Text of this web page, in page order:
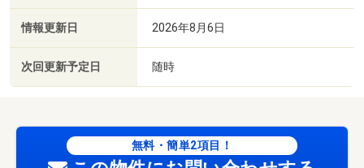
情報更新日 2026年8月6日
次回更新予定日 随時
無料・簡単2項目！